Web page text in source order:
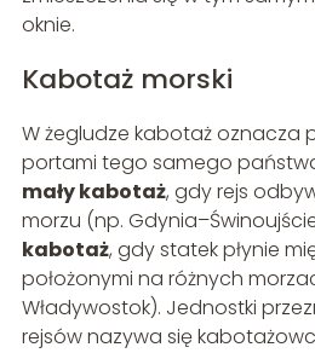
oknie.
Kabotaż morski
W żegludze kabotaż oznacza
portami tego samego
mały kabotaż, gdy rejs
morzu (np.
kabotaż, gdy statek płynie
położonymi na różnych
Władywostok). Jednostki
rejsów nazywa się